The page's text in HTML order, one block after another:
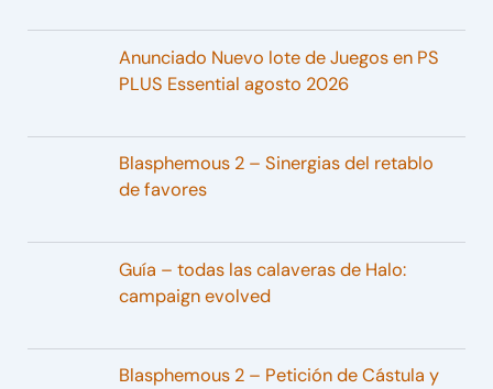
Anunciado Nuevo lote de Juegos en PS
PLUS Essential agosto 2026
Blasphemous 2 – Sinergias del retablo
de favores
Guía – todas las calaveras de Halo:
campaign evolved
Blasphemous 2 – Petición de Cástula y